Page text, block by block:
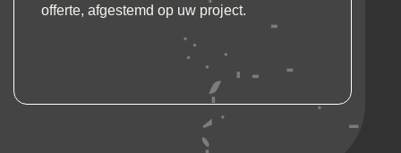
offerte, afgestemd op uw project.